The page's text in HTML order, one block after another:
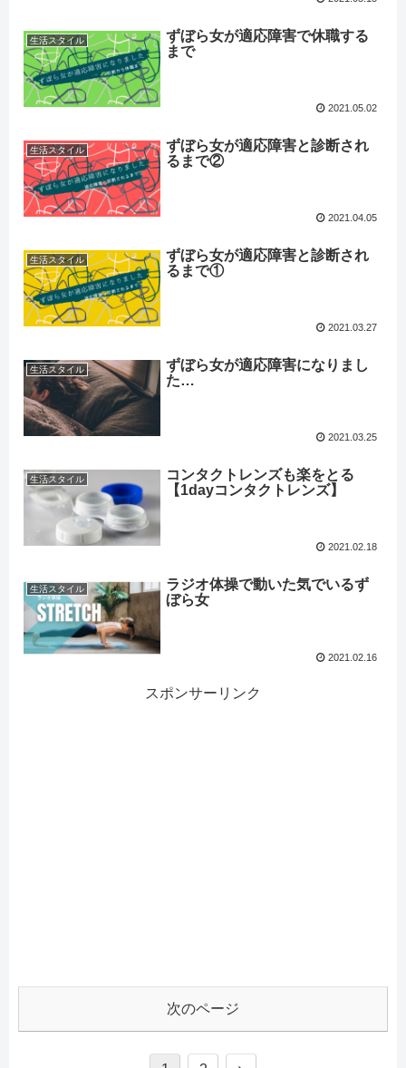
生活スタイル
ずぼら女が適応障害で休職する
まで
2021.05.02
生活スタイル
ずぼら女が適応障害と診断され
るまで②
2021.04.05
生活スタイル
ずぼら女が適応障害と診断され
るまで①
2021.03.27
生活スタイル
ずぼら女が適応障害になりまし
た…
2021.03.25
生活スタイル
コンタクトレンズも楽をとる
【1dayコンタクトレンズ】
2021.02.18
生活スタイル
ラジオ体操で動いた気でいるず
ぼら女
2021.02.16
スポンサーリンク
次のページ